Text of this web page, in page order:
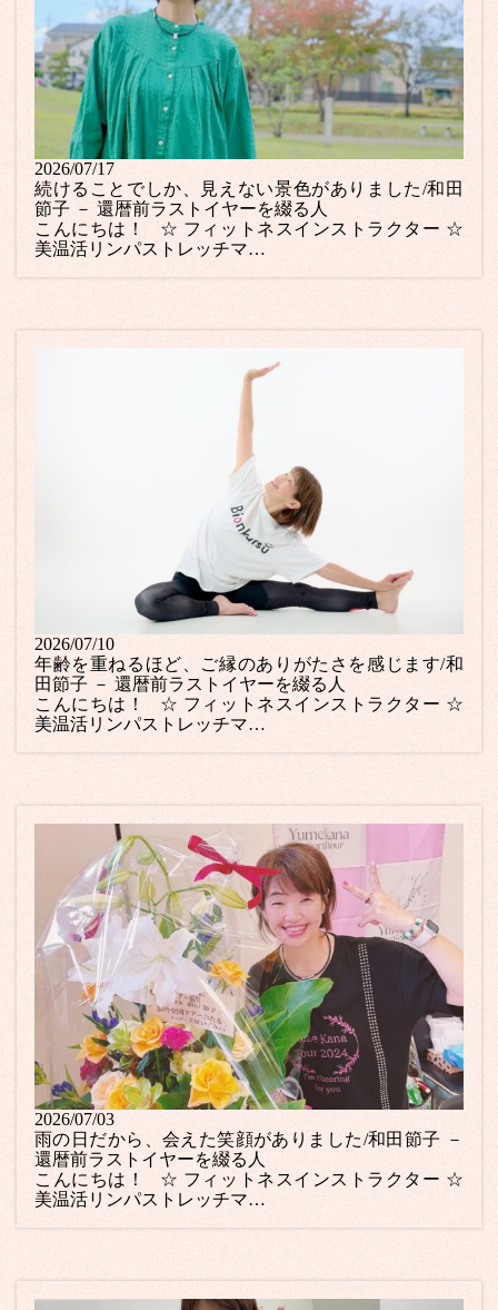
2026/07/17
続けることでしか、見えない景色がありました/和田
節子 － 還暦前ラストイヤーを綴る人
こんにちは！ ☆ フィットネスインストラクター ☆
美温活リンパストレッチマ…
2026/07/10
年齢を重ねるほど、ご縁のありがたさを感じます/和
田節子 － 還暦前ラストイヤーを綴る人
こんにちは！ ☆ フィットネスインストラクター ☆
美温活リンパストレッチマ…
2026/07/03
雨の日だから、会えた笑顔がありました/和田節子 －
還暦前ラストイヤーを綴る人
こんにちは！ ☆ フィットネスインストラクター ☆
美温活リンパストレッチマ…